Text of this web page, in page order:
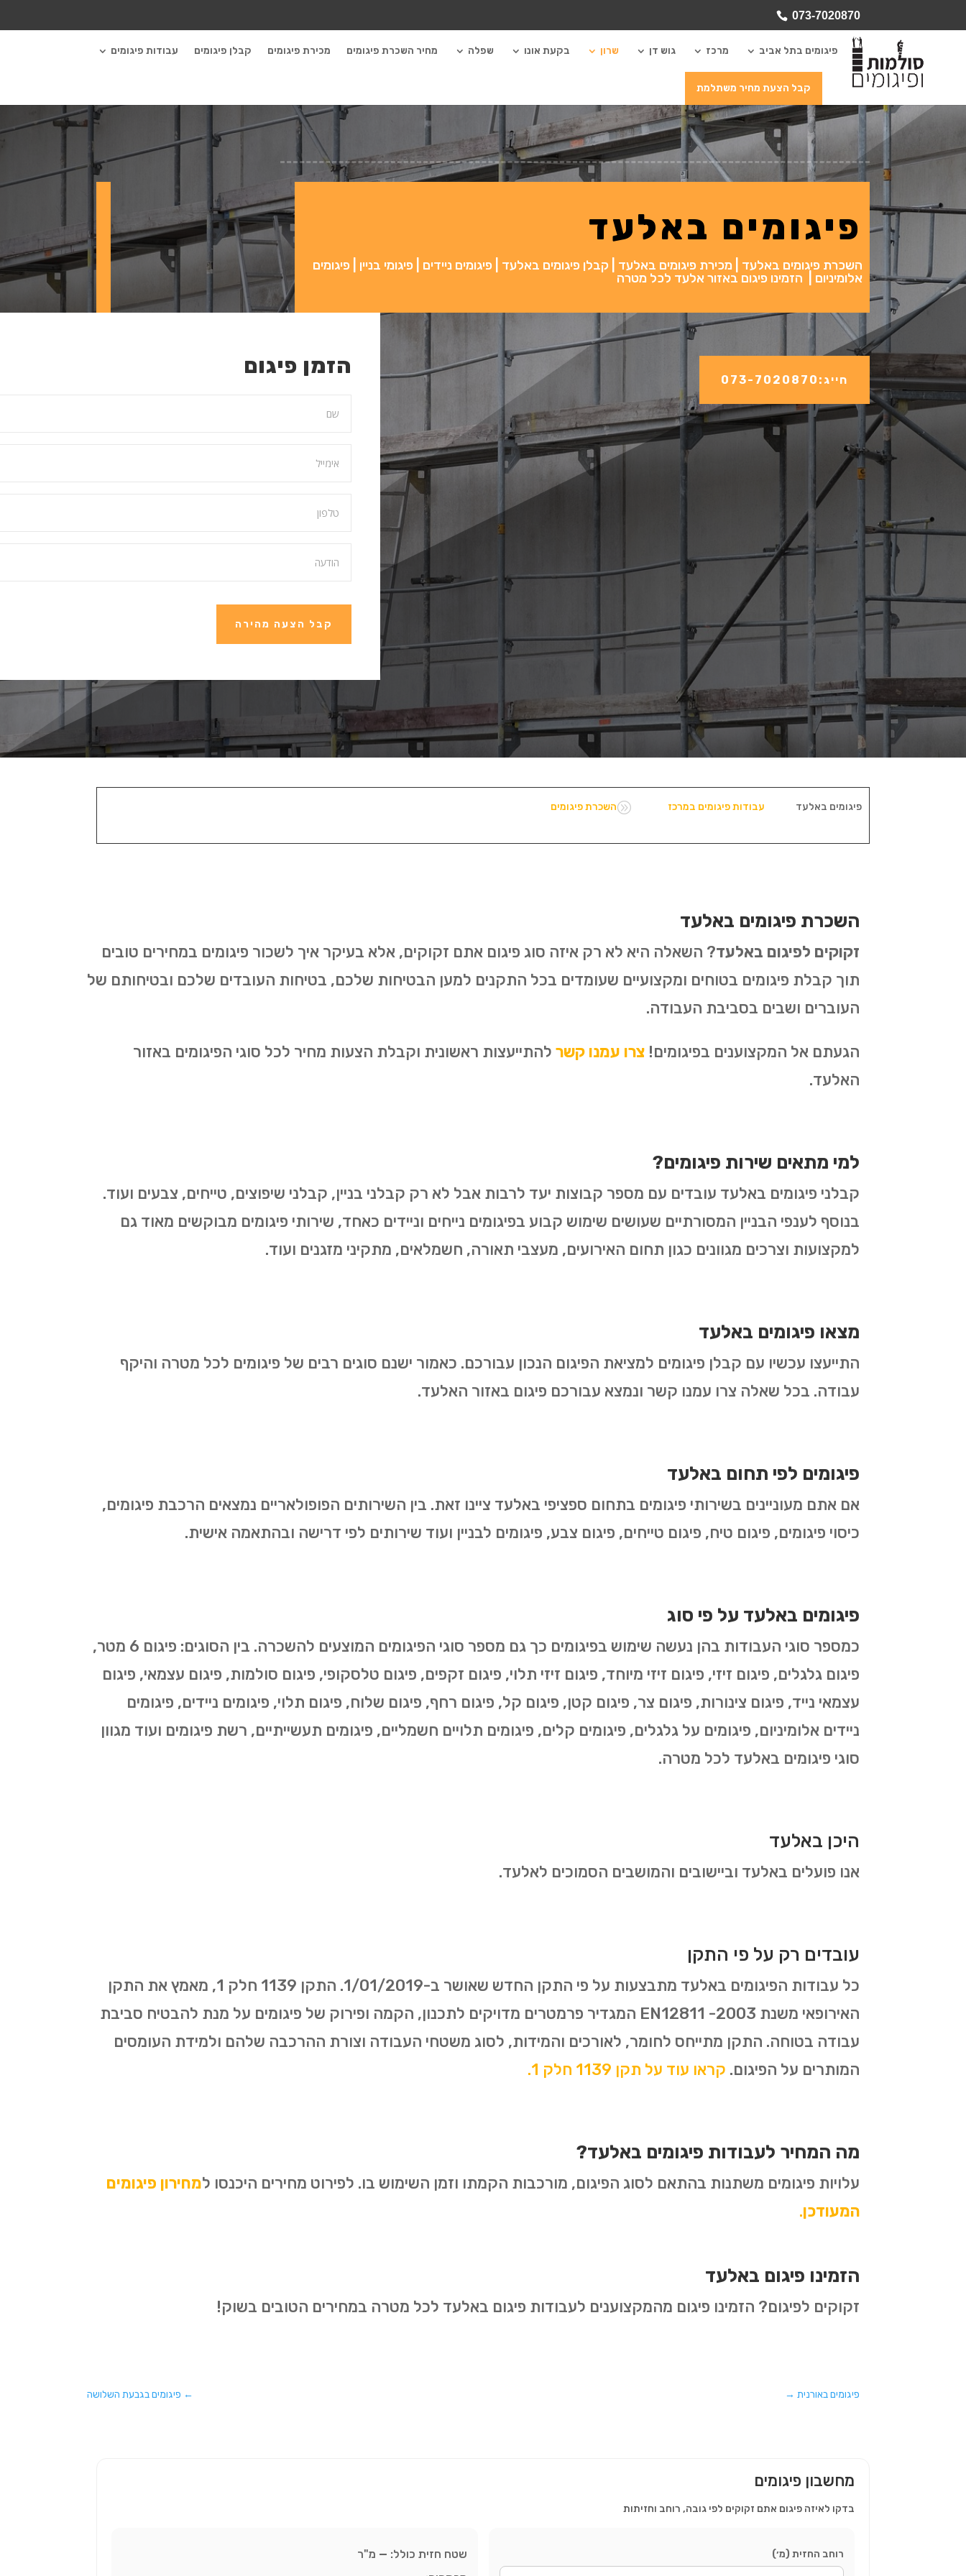
073-7020870
פיגומים בתל אביב מרכז גוש דן שרון בקעת אונו שפלה מחיר השכרת פיגומים מכירת פיגומים קבלן פיגומים עבודות פיגומים
קבל הצעת מחיר משתלמת
פיגומים באלעד
השכרת פיגומים באלעד | מכירת פיגומים באלעד | קבלן פיגומים באלעד | פיגומים ניידים | פיגומי בניין | פיגומים
אלומיניום | הזמינו פיגום באזור אלעד לכל מטרה
הזמן פיגום
קבל הצעה מהירה
חייג:073-7020870
Aהשכרת פיגומים עבודות פיגומים במרכז פיגומים באלעד
השכרת פיגומים באלעד
זקוקים לפיגום באלעד? השאלה היא לא רק איזה סוג פיגום אתם זקוקים, אלא בעיקר איך לשכור פיגומים במחירים טובים
תוך קבלת פיגומים בטוחים ומקצועיים שעומדים בכל התקנים למען הבטיחות שלכם, בטיחות העובדים שלכם ובטיחותם של
העוברים ושבים בסביבת העבודה.
הגעתם אל המקצוענים בפיגומים! צרו עמנו קשרלהתייעצות ראשונית וקבלת הצעות מחיר לכל סוגי הפיגומים באזור
האלעד.
למי מתאים שירות פיגומים?
קבלני פיגומים באלעד עובדים עם מספר קבוצות יעד לרבות אבל לא רק קבלני בניין, קבלני שיפוצים, טייחים, צבעים ועוד.
בנוסף לענפי הבניין המסורתיים שעושים שימוש קבוע בפיגומים נייחים וניידים כאחד, שירותי פיגומים מבוקשים מאוד גם
למקצועות וצרכים מגוונים כגון תחום האירועים, מעצבי תאורה, חשמלאים, מתקיני מזגנים ועוד.
מצאו פיגומים באלעד
התייעצו עכשיו עם קבלן פיגומים למציאת הפיגום הנכון עבורכם. כאמור ישנם סוגים רבים של פיגומים לכל מטרה והיקף
עבודה. בכל שאלה צרו עמנו קשר ונמצא עבורכם פיגום באזור האלעד.
פיגומים לפי תחום באלעד
אם אתם מעוניינים בשירותי פיגומים בתחום ספציפי באלעד ציינו זאת. בין השירותים הפופולאריים נמצאים הרכבת פיגומים,
כיסוי פיגומים, פיגום טיח, פיגום טייחים, פיגום צבע, פיגומים לבניין ועוד שירותים לפי דרישה ובהתאמה אישית.
פיגומים באלעד על פי סוג
כמספר סוגי העבודות בהן נעשה שימוש בפיגומים כך גם מספר סוגי הפיגומים המוצעים להשכרה. בין הסוגים: פיגום 6 מטר,
פיגום גלגלים, פיגום זיזי, פיגום זיזי מיוחד, פיגום זיזי תלוי, פיגום זקפים, פיגום טלסקופי, פיגום סולמות, פיגום עצמאי, פיגום
עצמאי נייד, פיגום צינורות, פיגום צר, פיגום קטן, פיגום קל, פיגום רחף, פיגום שלוח, פיגום תלוי, פיגומים ניידים, פיגומים
ניידים אלומיניום, פיגומים על גלגלים, פיגומים קלים, פיגומים תלויים חשמליים, פיגומים תעשייתיים, רשת פיגומים ועוד מגוון
סוגי פיגומים באלעד לכל מטרה.
היכן באלעד
אנו פועלים באלעד וביישובים והמושבים הסמוכים לאלעד.
עובדים רק על פי התקן
כל עבודות הפיגומים באלעד מתבצעות על פי התקן החדש שאושר ב-1/01/2019. התקן 1139 חלק 1, מאמץ את התקן
האירופאי משנת 2003- EN12811 המגדיר פרמטרים מדויקים לתכנון, הקמה ופירוק של פיגומים על מנת להבטיח סביבת
עבודה בטוחה. התקן מתייחס לחומר, לאורכים והמידות, לסוג משטחי העבודה וצורת ההרכבה שלהם ולמידת העומסים
המותרים על הפיגום. קראו עוד על תקן 1139 חלק 1.
מה המחיר לעבודות פיגומים באלעד?
עלויות פיגומים משתנות בהתאם לסוג הפיגום, מורכבות הקמתו וזמן השימוש בו. לפירוט מחירים היכנסו למחירון פיגומים
המעודכן.
הזמינו פיגום באלעד
זקוקים לפיגום? הזמינו פיגום מהמקצוענים לעבודות פיגום באלעד לכל מטרה במחירים הטובים בשוק!
← פיגומים בגבעת השלושה פיגומים באורנית→
מחשבון פיגומים
בדקו לאיזה פיגום אתם זקוקים לפי גובה, רוחב וחזיתות
רוחב החזית (מ׳) שטח חזית כולל: — מ"ר